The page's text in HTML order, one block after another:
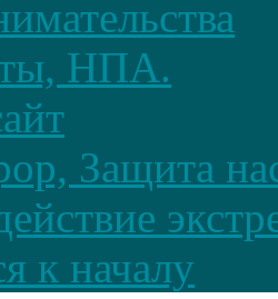
НПА.
Защита
к началу